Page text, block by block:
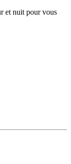
et nuit pour vous